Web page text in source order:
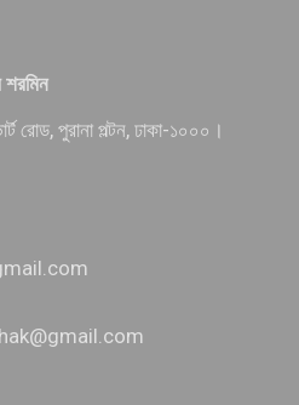
শরমিন
রোড, পুরানা পল্টন, ঢাকা-১০০০।